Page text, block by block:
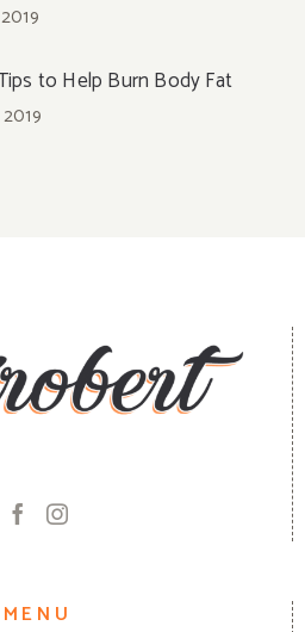
to Help Burn Body Fat
MENU